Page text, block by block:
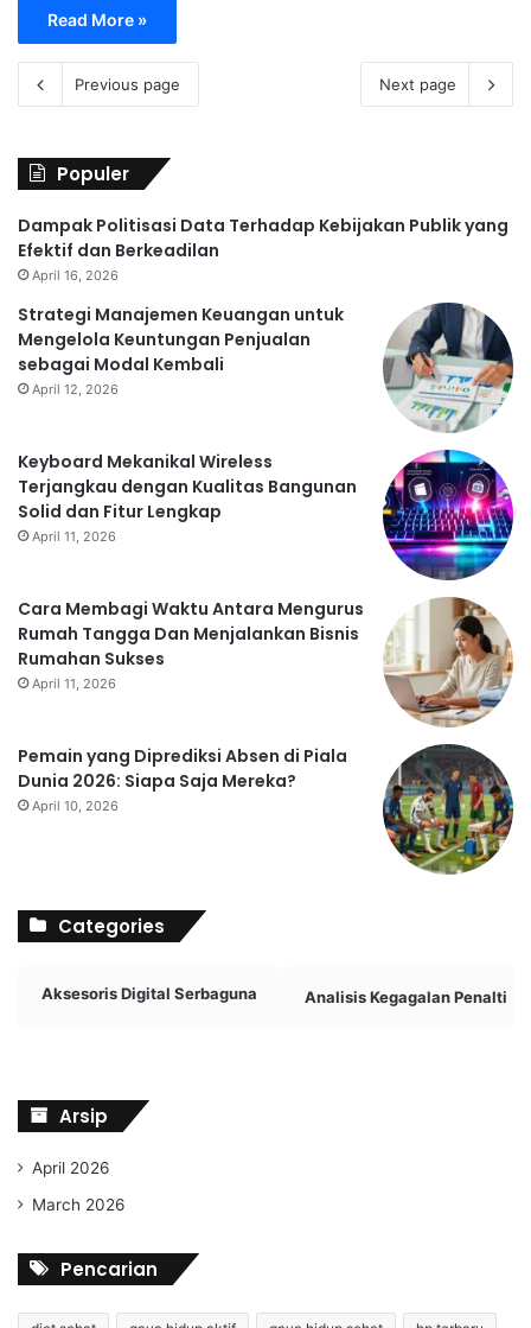
Read More »
Previous page Next page
Populer
Dampak Politisasi Data Terhadap Kebijakan Publik yang
Efektif dan Berkeadilan
April 16, 2026
Strategi Manajemen Keuangan untuk
Mengelola Keuntungan Penjualan
sebagai Modal Kembali
April 12, 2026
Keyboard Mekanikal Wireless
Terjangkau dengan Kualitas Bangunan
Solid dan Fitur Lengkap
April 11, 2026
Cara Membagi Waktu Antara Mengurus
Rumah Tangga Dan Menjalankan Bisnis
Rumahan Sukses
April 11, 2026
Pemain yang Diprediksi Absen di Piala
Dunia 2026: Siapa Saja Mereka?
April 10, 2026
Categories
Aksesoris Digital Serbaguna Analisis Kegagalan Penalti
Arsip
April 2026
March 2026
Pencarian